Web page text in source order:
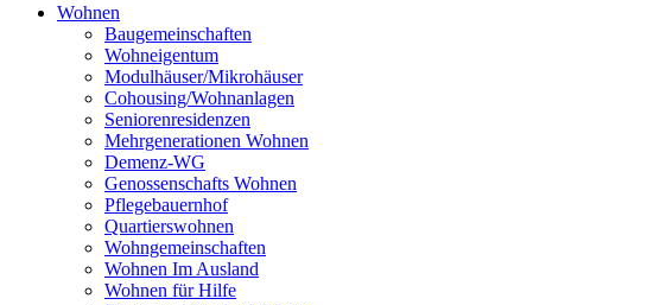
Wohnen
Baugemeinschaften
Wohneigentum
Modulhäuser/Mikrohäuser
Cohousing/Wohnanlagen
Seniorenresidenzen
Mehrgenerationen Wohnen
Demenz-WG
Genossenschafts Wohnen
Pflegebauernhof
Quartierswohnen
Wohngemeinschaften
Wohnen Im Ausland
Wohnen für Hilfe